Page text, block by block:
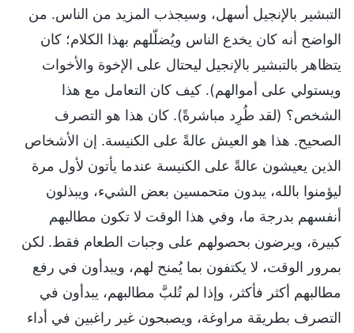
التبشير بالإنجيل أسهل، وسيجذب المزيد من الناس. من
الواضح أنه كان يخدع الناس ويُضلّلهم بهذا الكلام؛ كان
يتظاهر بالتبشير بالإنجيل ليحتال على الإخوة والأخوات
ويستولي على أموالهم). كيف كان التعامل مع هذا
الشخص؟ (لقد طُرِد مباشرةً). كان هذا هو التصرف
الصحيح. هذا هو العيش عالةً على الكنيسة. إن الأشخاص
الذين يعيشون عالةً على الكنيسة عندما يأتون لأول مرة
ليؤمنوا بالله، يبدون متحمسين بعض الشيء، ويبذلون
أنفسهم بدرجة ما، وفي هذا الوقت لا تكون مطالبهم
كبيرة، ويرضون بحصولهم على وجبات الطعام فقط. لكن
بمرور الوقت، لا يكتفون بما يُمنح لهم، ويبدأون في رفع
مطالبهم أكثر فأكثر، وإذا لم تُلبَّ مطالبهم، يبدأون في
التصرف بطريقة مراوغة، ويصبحون غير راغبين في أداء